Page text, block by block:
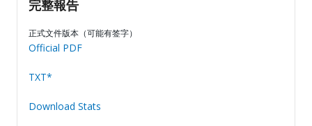
完整報告
正式文件版本（可能有签字）
Official PDF
TXT*
Download Stats